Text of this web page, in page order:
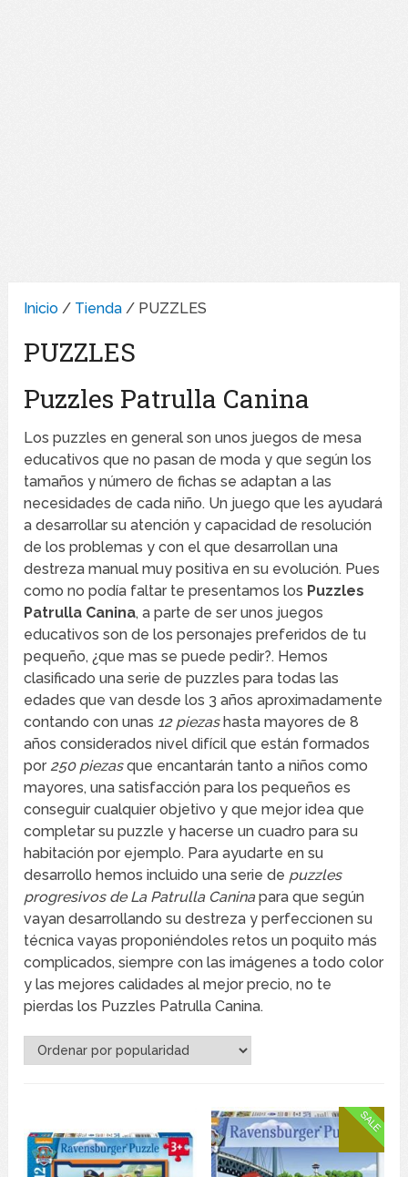
Inicio / Tienda / PUZZLES
PUZZLES
Puzzles Patrulla Canina
Los puzzles en general son unos juegos de mesa
educativos que no pasan de moda y que según los
tamaños y número de fichas se adaptan a las
necesidades de cada niño. Un juego que les ayudará
a desarrollar su atención y capacidad de resolución
de los problemas y con el que desarrollan una
destreza manual muy positiva en su evolución. Pues
como no podía faltar te presentamos los Puzzles
Patrulla Canina, a parte de ser unos juegos
educativos son de los personajes preferidos de tu
pequeño, ¿que mas se puede pedir?. Hemos
clasificado una serie de puzzles para todas las
edades que van desde los 3 años aproximadamente
contando con unas 12 piezashasta mayores de 8
años considerados nivel difícil que están formados
por250 piezasque encantarán tanto a niños como
mayores, una satisfacción para los pequeños es
conseguir cualquier objetivo y que mejor idea que
completar su puzzle y hacerse un cuadro para su
habitación por ejemplo. Para ayudarte en su
desarrollo hemos incluido una serie de puzzles
progresivos de La Patrulla Caninapara que según
vayan desarrollando su destreza y perfeccionen su
técnica vayas proponiéndoles retos un poquito más
complicados, siempre con las imágenes a todo color
y las mejores calidades al mejor precio, no te
pierdas los Puzzles Patrulla Canina.